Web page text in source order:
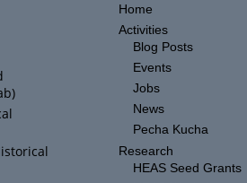
Home
Activities
Blog Posts
Events
Jobs
News
Pecha Kucha
Research
HEAS Seed Grants